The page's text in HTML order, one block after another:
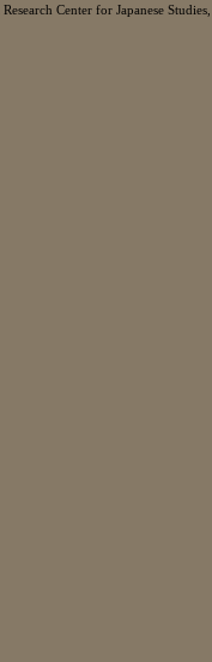
Center for Japanese